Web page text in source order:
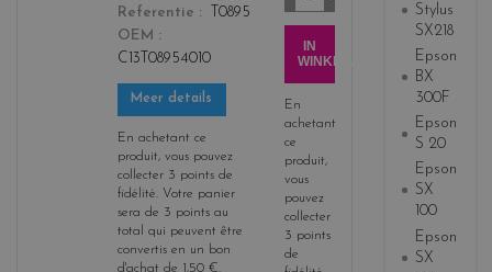
Referentie
T0895
OEM
C13T08954010
Meer details
En achetant ce
produit, vous pouvez
collecter 3 points de
fidélité. Votre panier
sera de 3 points au
total qui peuvent être
convertis en un bon
d'achat de 1,50 €.
IN
WINKELWAGEN
En
achetant
ce
produit,
vous
pouvez
collecter
3 points
de
Stylus
SX218
Epson
BX
300F
Epson
S 20
Epson
SX
100
Epson
SX